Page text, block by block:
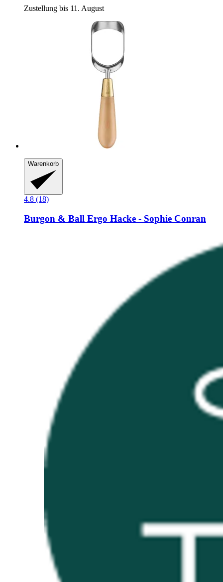
Zustellung bis 11. August
Warenkorb
4.8 (18)
Burgon & Ball Ergo Hacke -​ Sophie Conran